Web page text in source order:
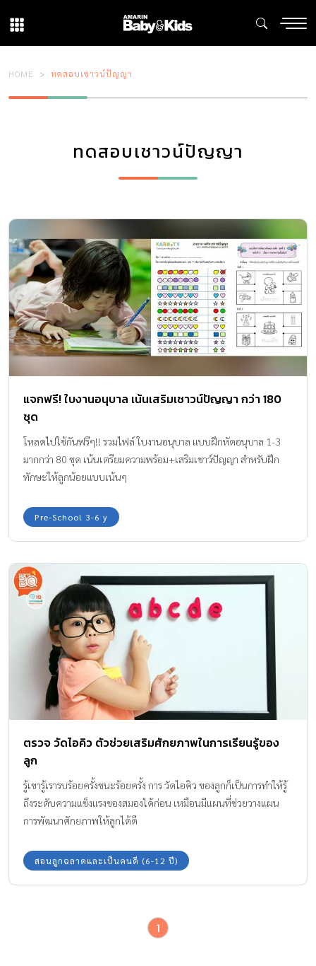
HOME ทดสอบเชาวน์ปัญญา
ทดสอบเชาวน์ปัญญา
แจกฟรี! ใบงานอนุบาล เน้นเสริมเชาวน์ปัญญา กว่า 180
ชุด
โหลดไปใช้กันฟรีๆ!! รวมไฟล์ ใบงานอนุบาล แบบฝึกหัดอนุบาล 1-3
มากกว่า 80 ชุด เน้นเตรียมความพร้อม+เสริมเชาว์ปัญญา สำหรับฝึก
ทักษะให้ลูกน้อยแบบเน้นๆ
Pre-School 3-6 y
ตรวจ วัดไอคิว ตัวช่วยเสริมศักยภาพในการเรียนรู้ของ
ลูก
รู้เขารู้เรารบร้อยครั้งชนะร้อยครั้ง การ วัดไอคิว ของลูกก็เป็นการทำให้รู้
ถึงระดับความแข็งแรงของสมองได้ก่อน เหมือนมีแผนที่ช่วยวางแผน
การพัฒนาศักยภาพให้ลูกได้ดี
สอนลูกฉลาดและเป็นคนดี (6-12 ปี)
1